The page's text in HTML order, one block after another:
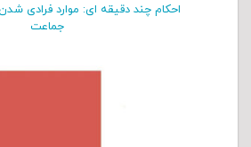
احکام چند دقیقه ای: موارد فرادی
جماعت